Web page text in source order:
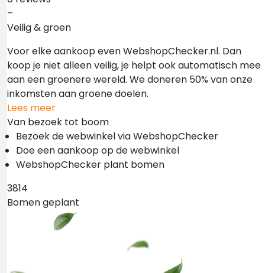
–
Veilig & groen
Voor elke aankoop even WebshopChecker.nl. Dan
koop je niet alleen veilig, je helpt ook automatisch mee
aan een groenere wereld. We doneren 50% van onze
inkomsten aan groene doelen.
Lees meer
Van bezoek tot boom
Bezoek de webwinkel via WebshopChecker
Doe een aankoop op de webwinkel
WebshopChecker plant bomen
3814
Bomen geplant